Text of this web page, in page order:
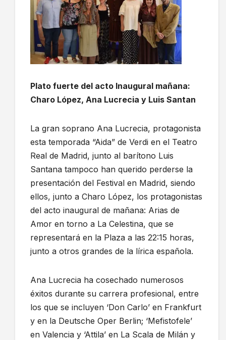
Plato fuerte del acto Inaugural mañana:
Charo López, Ana Lucrecia y Luis Santan
La gran soprano Ana Lucrecia, protagonista
esta temporada “Aida” de Verdi en el Teatro
Real de Madrid, junto al barítono Luis
Santana tampoco han querido perderse la
presentación del Festival en Madrid, siendo
ellos, junto a Charo López, los protagonistas
del acto inaugural de mañana: Arias de
Amor en torno a La Celestina, que se
representará en la Plaza a las 22:15 horas,
junto a otros grandes de la lírica española.
Ana Lucrecia ha cosechado numerosos
éxitos durante su carrera profesional, entre
los que se incluyen ‘Don Carlo’ en Frankfurt
y en la Deutsche Oper Berlin; ‘Mefistofele’
en Valencia y ‘Attila’ en La Scala de Milán y